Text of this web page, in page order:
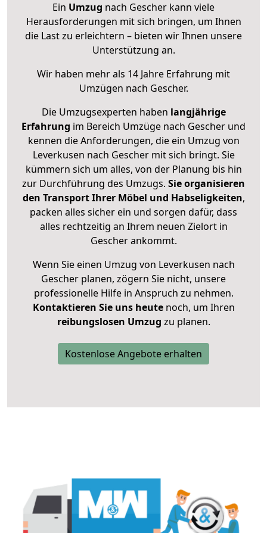
Ein Umzug nach Gescher kann viele
Herausforderungen mit sich bringen, um Ihnen
die Last zu erleichtern – bieten wir Ihnen unsere
Unterstützung an.
Wir haben mehr als 14 Jahre Erfahrung mit
Umzügen nach Gescher.
Die Umzugsexperten haben langjährige
Erfahrung im Bereich Umzüge nach Gescher und
kennen die Anforderungen, die ein Umzug von
Leverkusen nach Gescher mit sich bringt. Sie
kümmern sich um alles, von der Planung bis hin
zur Durchführung des Umzugs. Sie organisieren
den Transport Ihrer Möbel und Habseligkeiten,
packen alles sicher ein und sorgen dafür, dass
alles rechtzeitig an Ihrem neuen Zielort in
Gescher ankommt.
Wenn Sie einen Umzug von Leverkusen nach
Gescher planen, zögern Sie nicht, unsere
professionelle Hilfe in Anspruch zu nehmen.
Kontaktieren Sie uns heutenoch, um Ihren
reibungslosen Umzug zu planen.
Kostenlose Angebote erhalten